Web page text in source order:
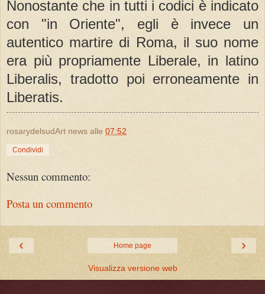
Nonostante che in tutti i codici è indicato
con "in Oriente", egli è invece un
autentico martire di Roma, il suo nome
era più propriamente Liberale, in latino
Liberalis, tradotto poi erroneamente in
Liberatis.
rosarydelsudArt news alle 07:52
Condividi
Nessun commento:
Posta un commento
‹ ›
Home page
Visualizza versione web